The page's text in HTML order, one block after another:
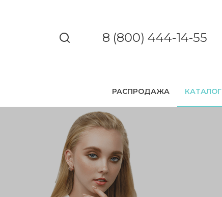
8 (800) 444-14-55
РАСПРОДАЖА КАТАЛОГ